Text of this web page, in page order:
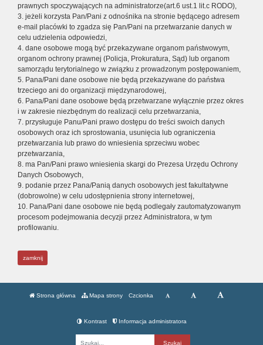
prawnych spoczywających na administratorze(art.6 ust.1 lit.c RODO),
3. jeżeli korzysta Pan/Pani z odnośnika na stronie będącego adresem
e-mail placówki to zgadza się Pan/Pani na przetwarzanie danych w
celu udzielenia odpowiedzi,
4. dane osobowe mogą być przekazywane organom państwowym,
organom ochrony prawnej (Policja, Prokuratura, Sąd) lub organom
samorządu terytorialnego w związku z prowadzonym postępowaniem,
5. Pana/Pani dane osobowe nie będą przekazywane do państwa
trzeciego ani do organizacji międzynarodowej,
6. Pana/Pani dane osobowe będą przetwarzane wyłącznie przez okres
i w zakresie niezbędnym do realizacji celu przetwarzania,
7. przysługuje Panu/Pani prawo dostępu do treści swoich danych
osobowych oraz ich sprostowania, usunięcia lub ograniczenia
przetwarzania lub prawo do wniesienia sprzeciwu wobec
przetwarzania,
8. ma Pan/Pani prawo wniesienia skargi do Prezesa Urzędu Ochrony
Danych Osobowych,
9. podanie przez Pana/Panią danych osobowych jest fakultatywne
(dobrowolne) w celu udostępnienia strony internetowej,
10. Pana/Pani dane osobowe nie będą podlegały zautomatyzowanym
procesom podejmowania decyzji przez Administratora, w tym
profilowaniu.
zamknij
Strona główna Mapa strony Czcionka
Kontrast Informacja administratora